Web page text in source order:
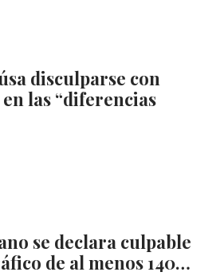
disculparse con
las “diferencias
se declara culpable
de al menos 140…